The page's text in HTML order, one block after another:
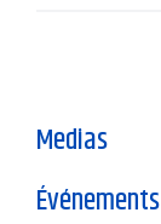
Medias
Événements